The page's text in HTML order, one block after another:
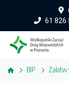
61 826
BIP